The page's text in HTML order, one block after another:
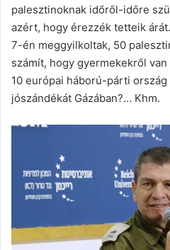
palesztinoknak időről-időre
azért, hogy érezzék tetteik
7-én meggyilkoltak, 50
számít, hogy gyermekekről van
10 európai háború-párti
jószándékát Gázában?… Khm.